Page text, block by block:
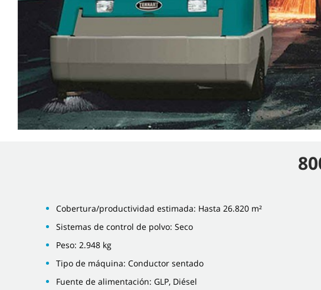
Cobertura/productividad estimada: Hasta 26.820 m²
Sistemas de control de polvo: Seco
Peso: 2.948 kg
Tipo de máquina: Conductor sentado
Fuente de alimentación: GLP, Diésel